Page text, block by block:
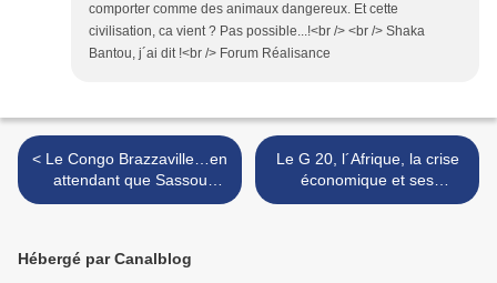
comporter comme des animaux dangereux. Et cette
civilisation, ca vient ? Pas possible...!<br /> <br /> Shaka
Bantou, j´ai dit !<br /> Forum Réalisance
< Le Congo Brazzaville…en
attendant que Sassou
Nguesso meurt.
Le G 20, l´Afrique, la crise
économique et ses
désagréments >
Hébergé par Canalblog